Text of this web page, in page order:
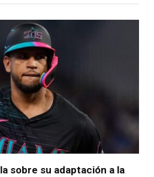
sobre su adaptación a la